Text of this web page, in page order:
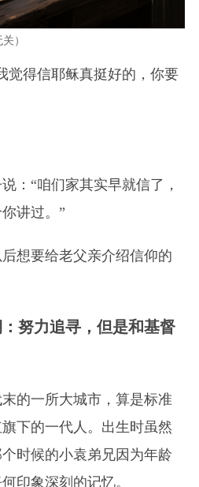
）
觉得信耶稣真挺好的，你要
：“咱们家其实早就信了，
讲过。”
想要给老父亲介绍信仰的
努力追寻，但是和基督
的一所大城市，算是标准
下的一代人。出生时虽然
时候的小袁弟兄因为年龄
印象深刻的记忆。